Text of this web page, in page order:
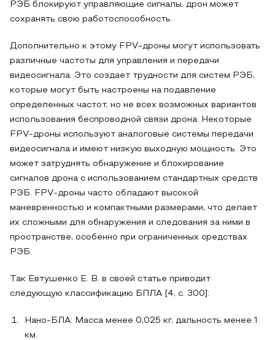
РЭБ блокируют управляющие сигналы, дрон может
сохранять свою работоспособность.
Дополнительно к этому FPV-дроны могут использовать
различные частоты для управления и передачи
видеосигнала. Это создает трудности для систем РЭБ,
которые могут быть настроены на подавление
определенных частот, но не всех возможных вариантов
использования беспроводной связи дрона. Некоторые
FPV-дроны используют аналоговые системы передачи
видеосигнала и имеют низкую выходную мощность. Это
может затруднять обнаружение и блокирование
сигналов дрона с использованием стандартных средств
РЭБ. FPV-дроны часто обладают высокой
маневренностью и компактными размерами, что делает
их сложными для обнаружения и следования за ними в
пространстве, особенно при ограниченных средствах
РЭБ.
Так Евтушенко Е. В. в своей статье приводит
следующую классификацию БПЛА [4, с. 300]:
Нано-БЛА: Масса менее 0,025 кг, дальность менее 1
км.